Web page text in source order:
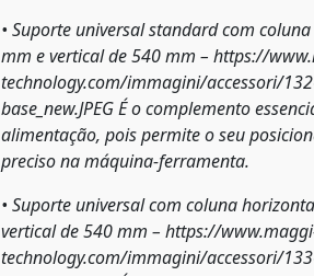
• Suporte universal standard com
mm e vertical de 540 mm – https://
technology.com/immagini/accessori/
base_new.JPEGÉ o complemento
alimentação, pois permite o seu
preciso na máquina-ferramenta.
• Suporte universal com coluna
vertical de 540 mm – https://
technology.com/immagini/accessori/